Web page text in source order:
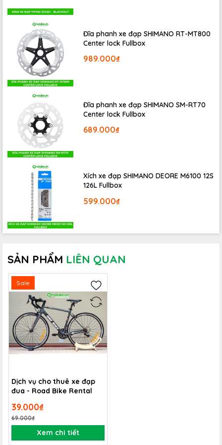
Phương tiện
giao
KH
Giao bằng xe
máy
( 1 - 2 xe)
< 5km
Giao bằng xe
tải
( 5 xe trở lên)
< 5km 150.000đ/ 1 chuyến
>=20km
150.000 + 20.000/
THE SERVICE OF RENTING SPORTS
BICYCLES IN DA NANG
To meet the demand for bicycle rental in Da Nang,
ONEBIKEbicycle store system is offering sports bicycle
rental service in Da Nang with various types of sports
bicycles that have been trusted by customers for many
years. The rental bicycles offered by
regularly maintained before being delivered to
customers for use.
1. The price of sports bicycle rental service at
Bicycle rentals
TRINX TEMPO 2.0 Bike
GIANT RINCON 1
Mountain Bike
Đĩa phanh xe đạp SHIMANO RT-MT800
Center lock Fullbox
989.000₫
Đĩa phanh xe đạp SHIMANO SM-RT70
Center lock Fullbox
689.000₫
Xích xe đạp SHIMANO DEORE M6100 12S
126L Fullbox
599.000₫
SẢN PHẨM LIÊN QUAN
Sale
Dịch vụ cho thuê xe đạp
đua - Road Bike Rental
39.000₫
69.000₫
Xem chi tiết